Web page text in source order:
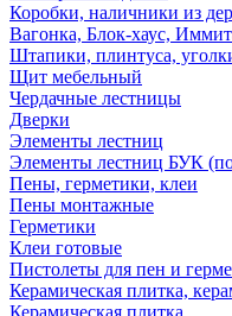
Коробки, наличники из
Вагонка, Блок-хаус,
Штапики, плинтуса,
Щит мебельный
Чердачные лестницы
Дверки
Элементы лестниц
Элементы лестниц БУК
Пены, герметики, клеи
Пены монтажные
Герметики
Клеи готовые
Пистолеты для пен и
Керамическая плитка,
Керамическая плитка